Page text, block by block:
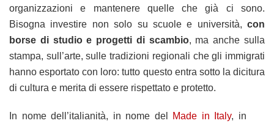
organizzazioni e mantenere quelle che già ci sono.
Bisogna investire non solo su scuole e università, con
borse di studio e progetti di scambio, ma anche sulla
stampa, sull’arte, sulle tradizioni regionali che gli immigrati
hanno esportato con loro: tutto questo entra sotto la dicitura
di cultura e merita di essere rispettato e protetto.
In nome dell’italianità, in nome del Made in Italy, in